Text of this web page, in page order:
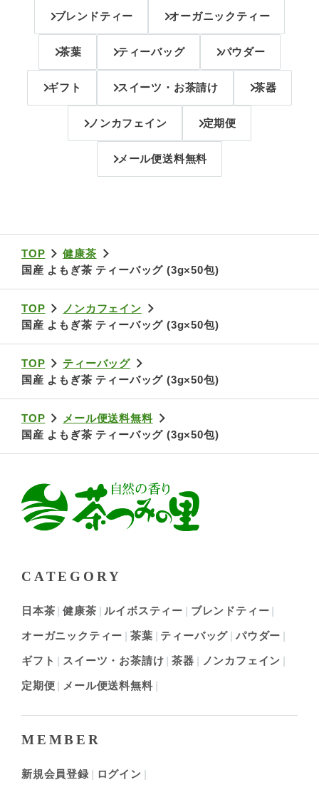
ブレンドティー オーガニックティー
茶葉 ティーバッグ パウダー
ギフト スイーツ・お茶請け 茶器
ノンカフェイン 定期便
メール便送料無料
TOP
健康茶
国産 よもぎ茶 ティーバッグ (3g×50包)
TOP
ノンカフェイン
国産 よもぎ茶 ティーバッグ (3g×50包)
TOP
ティーバッグ
国産 よもぎ茶 ティーバッグ (3g×50包)
TOP
メール便送料無料
国産 よもぎ茶 ティーバッグ (3g×50包)
CATEGORY
日本茶 健康茶 ルイボスティー ブレンドティー
オーガニックティー 茶葉 ティーバッグ パウダー
ギフト スイーツ・お茶請け 茶器 ノンカフェイン
定期便 メール便送料無料
MEMBER
新規会員登録 ログイン